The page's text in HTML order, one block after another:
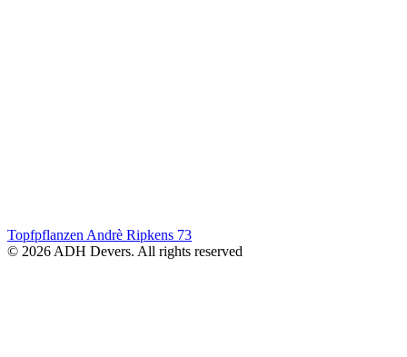
Topfpflanzen Andrè Ripkens 73
© 2026 ADH Devers. All rights reserved